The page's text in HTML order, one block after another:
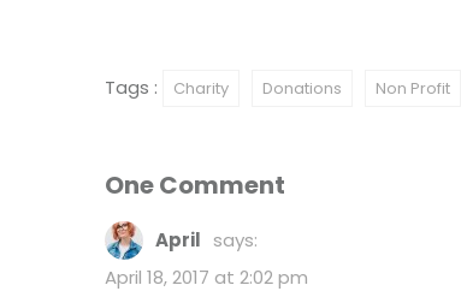
Tags : Charity Donations Non Profit
One Comment
April says:
April 18, 2017 at 2:02 pm